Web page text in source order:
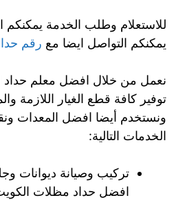
للاستعلام وطلب الخدمة يمكنكم
يمكنكم التواصل ايضا مع رقم
نعمل من خلال افضل معلم حداد
توفير كافة قطع الغيار اللازمة
ونستخدم أيضا افضل المعدات
الخدمات التالية:
تركيب وصيانة ديوانات
افضل حداد مظلات